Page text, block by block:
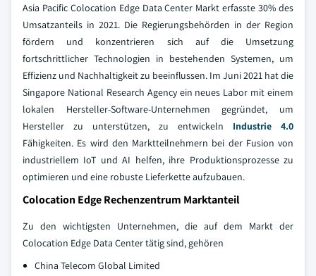
Asia Pacific Colocation Edge Data Center Markt erfasste 30% des
Umsatzanteils in 2021. Die Regierungsbehörden in der Region
fördern und konzentrieren sich auf die Umsetzung
fortschrittlicher Technologien in bestehenden Systemen, um
Effizienz und Nachhaltigkeit zu beeinflussen. Im Juni 2021 hat die
Singapore National Research Agency ein neues Labor mit einem
lokalen Hersteller-Software-Unternehmen gegründet, um
Hersteller zu unterstützen, zu entwickeln Industrie 4.0
Fähigkeiten. Es wird den Marktteilnehmern bei der Fusion von
industriellem IoT und AI helfen, ihre Produktionsprozesse zu
optimieren und eine robuste Lieferkette aufzubauen.
Colocation Edge Rechenzentrum Marktanteil
Zu den wichtigsten Unternehmen, die auf dem Markt der
Colocation Edge Data Center tätig sind, gehören
China Telecom Global Limited